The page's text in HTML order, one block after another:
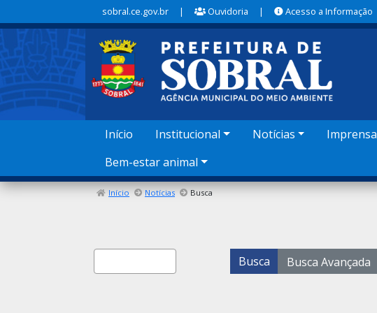
sobral.ce.gov.br | Ouvidoria | Acesso a Informação
Início Institucional Notícias Imprensa
Bem-estar animal
Início Notícias Busca
Formulário de pesquisa
Busca
Busca Avançada